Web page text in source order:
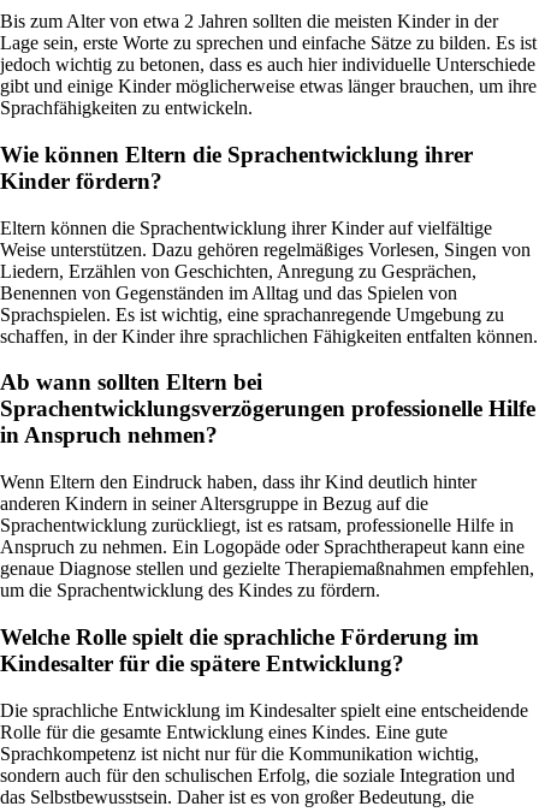
Bis zum Alter von etwa 2 Jahren sollten die meisten Kinder in der
Lage sein, erste Worte zu sprechen und einfache Sätze zu bilden. Es ist
jedoch wichtig zu betonen, dass es auch hier individuelle Unterschiede
gibt und einige Kinder möglicherweise etwas länger brauchen, um ihre
Sprachfähigkeiten zu entwickeln.
Wie können Eltern die Sprachentwicklung ihrer
Kinder fördern?
Eltern können die Sprachentwicklung ihrer Kinder auf vielfältige
Weise unterstützen. Dazu gehören regelmäßiges Vorlesen, Singen von
Liedern, Erzählen von Geschichten, Anregung zu Gesprächen,
Benennen von Gegenständen im Alltag und das Spielen von
Sprachspielen. Es ist wichtig, eine sprachanregende Umgebung zu
schaffen, in der Kinder ihre sprachlichen Fähigkeiten entfalten können.
Ab wann sollten Eltern bei
Sprachentwicklungsverzögerungen professionelle Hilfe
in Anspruch nehmen?
Wenn Eltern den Eindruck haben, dass ihr Kind deutlich hinter
anderen Kindern in seiner Altersgruppe in Bezug auf die
Sprachentwicklung zurückliegt, ist es ratsam, professionelle Hilfe in
Anspruch zu nehmen. Ein Logopäde oder Sprachtherapeut kann eine
genaue Diagnose stellen und gezielte Therapiemaßnahmen empfehlen,
um die Sprachentwicklung des Kindes zu fördern.
Welche Rolle spielt die sprachliche Förderung im
Kindesalter für die spätere Entwicklung?
Die sprachliche Entwicklung im Kindesalter spielt eine entscheidende
Rolle für die gesamte Entwicklung eines Kindes. Eine gute
Sprachkompetenz ist nicht nur für die Kommunikation wichtig,
sondern auch für den schulischen Erfolg, die soziale Integration und
das Selbstbewusstsein. Daher ist es von großer Bedeutung, die